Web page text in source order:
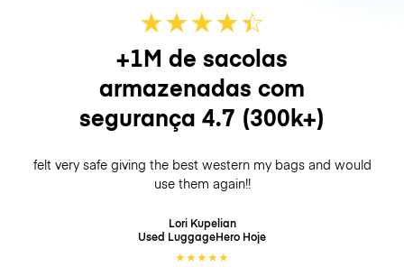
★★★★☆
★
+1M de sacolas
armazenadas com
segurança 4.7 (300k+)
felt very safe giving the best western my bags and would
use them again!!
Lori Kupelian
Used LuggageHero Hoje
★★★★★